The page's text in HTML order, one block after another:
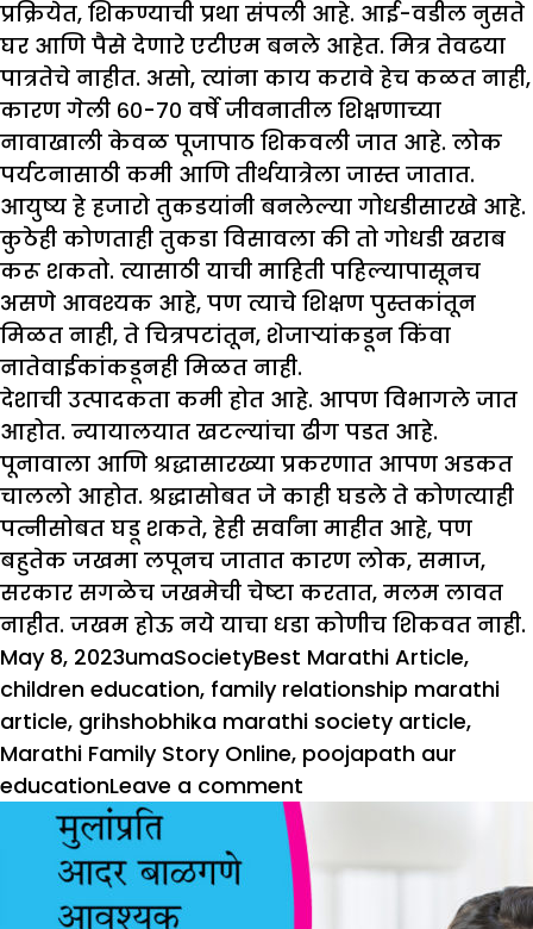
प्रक्रियेत, शिकण्याची प्रथा संपली आहे. आई-वडील नुसते
घर आणि पैसे देणारे एटीएम बनले आहेत. मित्र तेवढया
पात्रतेचे नाहीत. असो, त्यांना काय करावे हेच कळत नाही,
कारण गेली ६०-७० वर्षे जीवनातील शिक्षणाच्या
नावाखाली केवळ पूजापाठ शिकवली जात आहे. लोक
पर्यटनासाठी कमी आणि तीर्थयात्रेला जास्त जातात.
आयुष्य हे हजारो तुकडयांनी बनलेल्या गोधडीसारखे आहे.
कुठेही कोणताही तुकडा विसावला की तो गोधडी खराब
करू शकतो. त्यासाठी याची माहिती पहिल्यापासूनच
असणे आवश्यक आहे, पण त्याचे शिक्षण पुस्तकांतून
मिळत नाही, ते चित्रपटांतून, शेजाऱ्यांकडून किंवा
नातेवाईकांकडूनही मिळत नाही.
देशाची उत्पादकता कमी होत आहे. आपण विभागले जात
आहोत. न्यायालयात खटल्यांचा ढीग पडत आहे.
पूनावाला आणि श्रद्धासारख्या प्रकरणात आपण अडकत
चाललो आहोत. श्रद्धासोबत जे काही घडले ते कोणत्याही
पत्नीसोबत घडू शकते, हेही सर्वांना माहीत आहे, पण
बहुतेक जखमा लपूनच जातात कारण लोक, समाज,
सरकार सगळेच जखमेची चेष्टा करतात, मलम लावत
नाहीत. जखम होऊ नये याचा धडा कोणीच शिकवत नाही.
Posted
on
May 8, 2023Author
umaCategories
SocietyTags
Best Marathi Article,
children education, family relationship marathi
article, grihshobhika marathi society article,
Marathi Family Story Online, poojapath aur
educationLeave a comment
पूजापाठ
नव्हे
शिक्षण
गरजेचे